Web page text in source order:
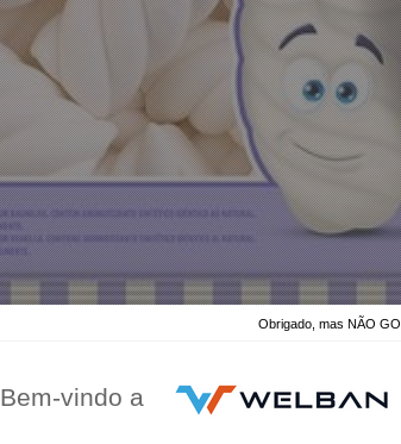
Obrigado, mas NÃO
Bem-vindo a